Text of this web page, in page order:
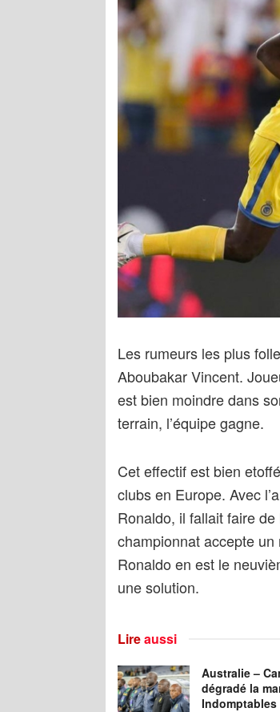
Les rumeurs les plus
Aboubakar Vincent.
est bien moindre dans
terrain, l’équipe gagne.
Cet effectif est bien
clubs en Europe. Avec
Ronaldo, il fallait faire
championnat accepte
Ronaldo en est le
une solution.
Lireaussi
Australie –
dégradé la
Indomptables